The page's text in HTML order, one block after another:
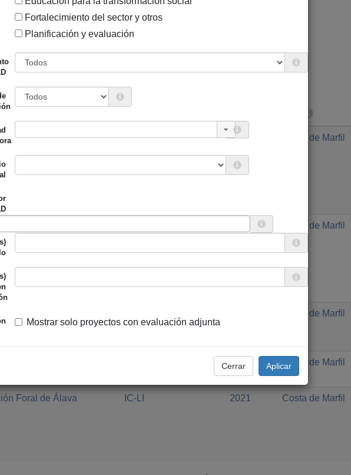
Sigue explorando
Fortalecimiento del sector y otros
Planificación y evaluación
Mostrar solo proyectos con evaluación adjunta
Cerrar
PROYECTOS CUYO PAÍS ES COSTA DE MARFIL.
Vasco (eLankidetza -
UNICEF Comité
2018 Costa de Marfil
Foral de Álava Costa de Marfil
Costa de Marfil
Costa de Marfil
Foral de Álava IC-LI 2021 Costa de Marfil